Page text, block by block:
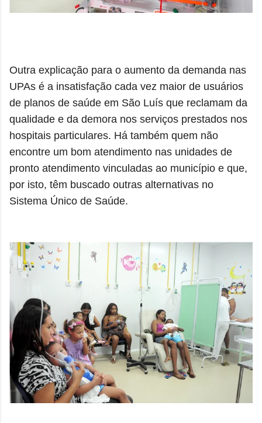
Outra explicação para o aumento da demanda nas
UPAs é a insatisfação cada vez maior de usuários
de planos de saúde em São Luís que reclamam da
qualidade e da demora nos serviços prestados nos
hospitais particulares. Há também quem não
encontre um bom atendimento nas unidades de
pronto atendimento vinculadas ao município e que,
por isto, têm buscado outras alternativas no
Sistema Único de Saúde.